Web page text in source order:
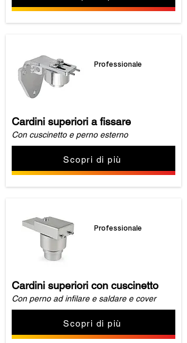
Professionale
Cardini superiori a fissare
Con cuscinetto e perno esterno
Scopri di più
Professionale
Cardini superiori con cuscinetto
Con perno ad infilare e saldare e cover
Scopri di più